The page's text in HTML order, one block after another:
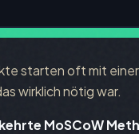
starten oft mit
wirklich nötig war.
MoSCoW